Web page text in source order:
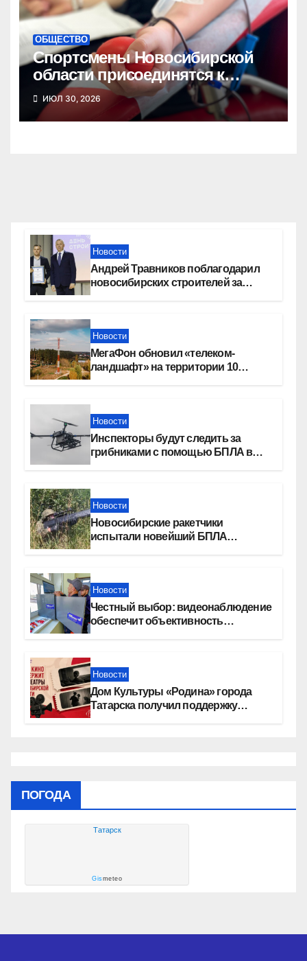
ОБЩЕСТВО
Спортсмены Новосибирской
области присоединятся к
донорской акции
ИЮЛ 30, 2026
Новости
Андрей Травников поблагодарил
новосибирских строителей за
Новости
МегаФон обновил «телеком-
ландшафт» на территории 10
Новости
Инспекторы будут следить за
грибниками с помощью БПЛА в
Новости
Новосибирские ракетчики
испытали новейший БПЛА
Новости
Честный выбор: видеонаблюдение
обеспечит объективность
Новости
Дом Культуры «Родина» города
Татарска получил поддержку
ПОГОДА
Татарск
Gismeteo